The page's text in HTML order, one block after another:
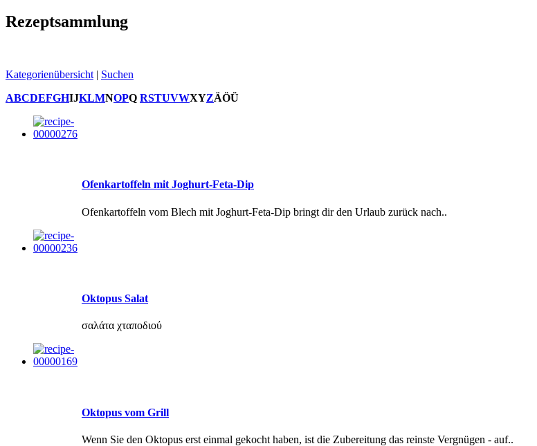
Rezeptsammlung
Kategorienübersicht | Suchen
ABCDEFGHIJKLMNOPQ RSTUVWXYZÄÖÜ
Ofenkartoffeln mit Joghurt-Feta-Dip
Ofenkartoffeln vom Blech mit Joghurt-Feta-Dip bringt dir den Urlaub zurück nach..
Oktopus Salat
σαλάτα χταποδιού
Oktopus vom Grill
Wenn Sie den Oktopus erst einmal gekocht haben, ist die Zubereitung das reinste Vergnügen - auf..